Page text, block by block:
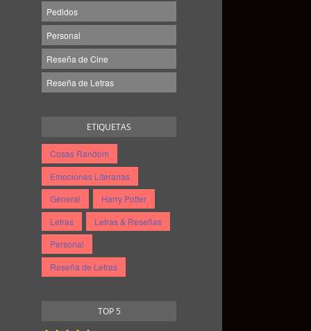
Pedidos
Personal
Reseña de Cine
Reseña de Letras
ETIQUETAS
Cosas Random
Emociones Literarias
General
Harry Potter
Letras
Letras & Reseñas
Personal
Reseña de Letras
TOP 5